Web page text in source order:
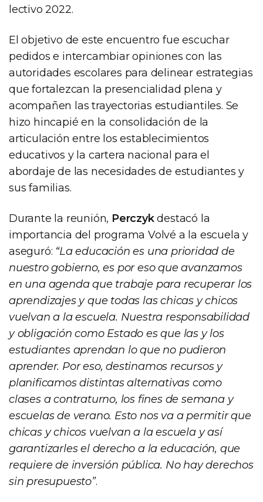
lectivo 2022.
El objetivo de este encuentro fue escuchar
pedidos e intercambiar opiniones con las
autoridades escolares para delinear estrategias
que fortalezcan la presencialidad plena y
acompañen las trayectorias estudiantiles. Se
hizo hincapié en la consolidación de la
articulación entre los establecimientos
educativos y la cartera nacional para el
abordaje de las necesidades de estudiantes y
sus familias.
Durante la reunión, Perczykdestacó la
importancia del programa Volvé a la escuela y
aseguró: “La educación es una prioridad de
nuestro gobierno, es por eso que avanzamos
en una agenda que trabaje para recuperar los
aprendizajes y que todas las chicas y chicos
vuelvan a la escuela. Nuestra responsabilidad
y obligación como Estado es que las y los
estudiantes aprendan lo que no pudieron
aprender. Por eso, destinamos recursos y
planificamos distintas alternativas como
clases a contraturno, los fines de semana y
escuelas de verano. Esto nos va a permitir que
chicas y chicos vuelvan a la escuela y así
garantizarles el derecho a la educación, que
requiere de inversión pública. No hay derechos
sin presupuesto”.